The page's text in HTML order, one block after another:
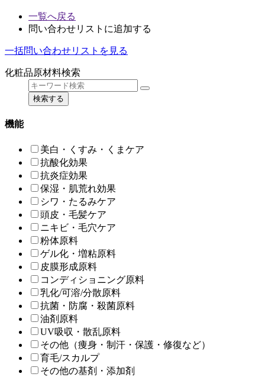
一覧へ戻る
問い合わせリストに追加する
一括問い合わせリストを見る
化粧品原材料検索
検索する
機能
美白・くすみ・くまケア
抗酸化効果
抗炎症効果
保湿・肌荒れ効果
シワ・たるみケア
頭皮・毛髪ケア
ニキビ・毛穴ケア
粉体原料
ゲル化・増粘原料
皮膜形成原料
コンディショニング原料
乳化/可溶/分散原料
抗菌・防腐・殺菌原料
油剤原料
UV吸収・散乱原料
その他（痩身・制汗・保護・修復など）
育毛/スカルプ
その他の基剤・添加剤